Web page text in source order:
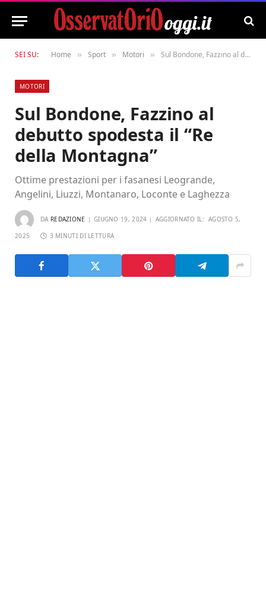
SEI SU: Home » Sport » Motori » Sul Bondone, Fazzino al debutto spodesta il “Re della Montagna”
MOTORI
Sul Bondone, Fazzino al
debutto spodesta il “Re
della Montagna”
Ottime prestazioni per i fasanesi Leogrande,
Angelini, Liuzzi, Montanaro, Loconte e Laghezza
DA REDAZIONE GIUGNO 19, 2024 AGGIORNATO IL: AGOSTO 5,
2025 3 MINUTI DI LETTURA